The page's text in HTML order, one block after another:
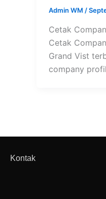
Admin WM /
Cetak
Cetak
Grand Vist
company
Kontak